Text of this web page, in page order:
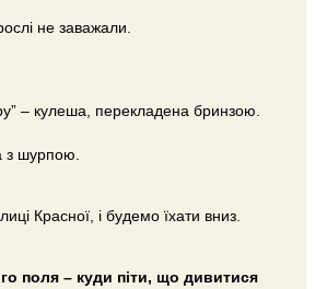
не заважали.
– кулеша, перекладена бринзою.
з шурпою.
Красної, і будемо їхати вниз.
поля – куди піти, що дивитися